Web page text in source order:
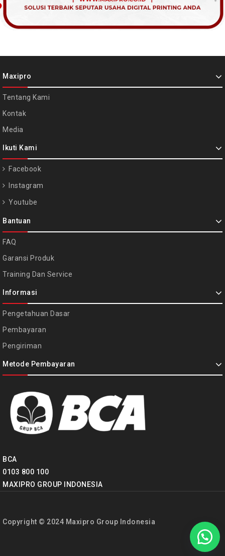
Maxipro
Tentang Kami
Kontak
Media
Ikuti Kami
Facebook
Instagram
Youtube
Bantuan
FAQ
Garansi Produk
Training Dan Service
Informasi
Pengetahuan Dasar
Pembayaran
Pengiriman
Metode Pembayaran
BCA
0103 800 100
MAXIPRO GROUP INDONESIA
Copyright © 2024 Maxipro Group Indonesia